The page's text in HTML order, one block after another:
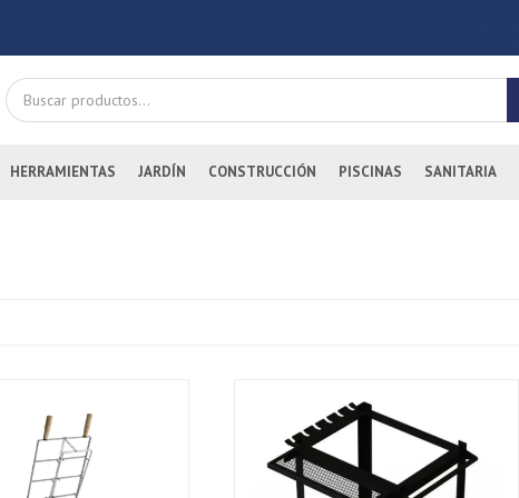
HERRAMIENTAS JARDÍN CONSTRUCCIÓN PISCINAS SANITARIA
¡Sumate a la forma más ágil de comprar!